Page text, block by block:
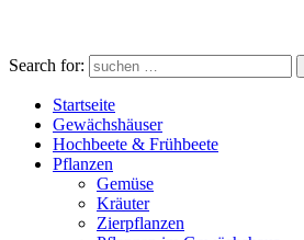
Search for:
Startseite
Gewächshäuser
Hochbeete & Frühbeete
Pflanzen
Gemüse
Kräuter
Zierpflanzen